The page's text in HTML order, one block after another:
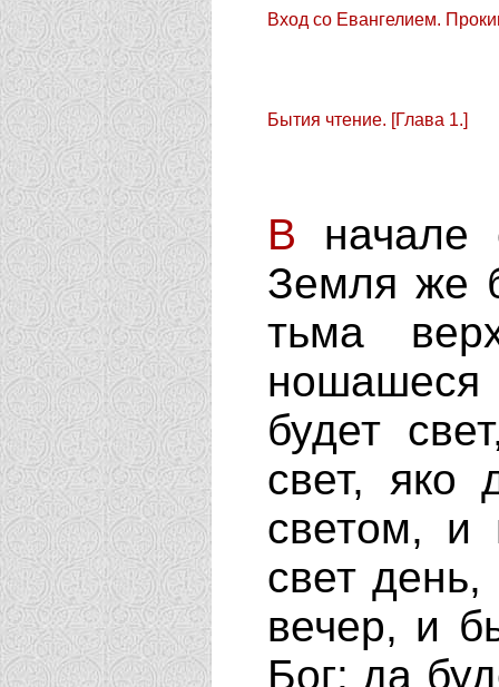
Вход со Евангелием.
Бытия чтение. [Глава 1.]
В начале
Земля же
тьма
будет
свет, яко
светом, и
свет
вечер, и
Бог: да